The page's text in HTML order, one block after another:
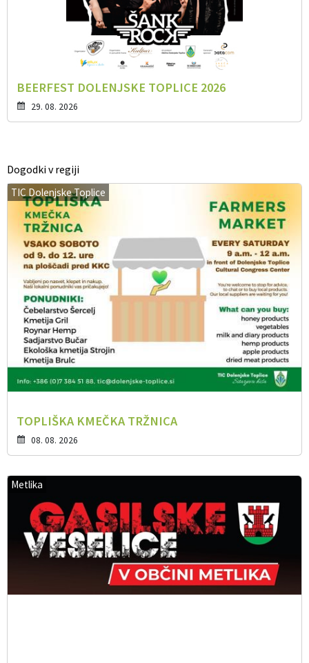
BEERFEST DOLENJSKE TOPLICE 2026
29. 08. 2026
Dogodki v regiji
TIC Dolenjske Toplice
TOPLIŠKA KMEČKA TRŽNICA
08. 08. 2026
Metlika